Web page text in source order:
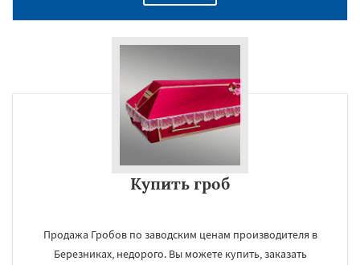
Купить гроб
Продажа Гробов по заводским ценам производителя в
Березниках, недорого. Вы можете купить, заказать